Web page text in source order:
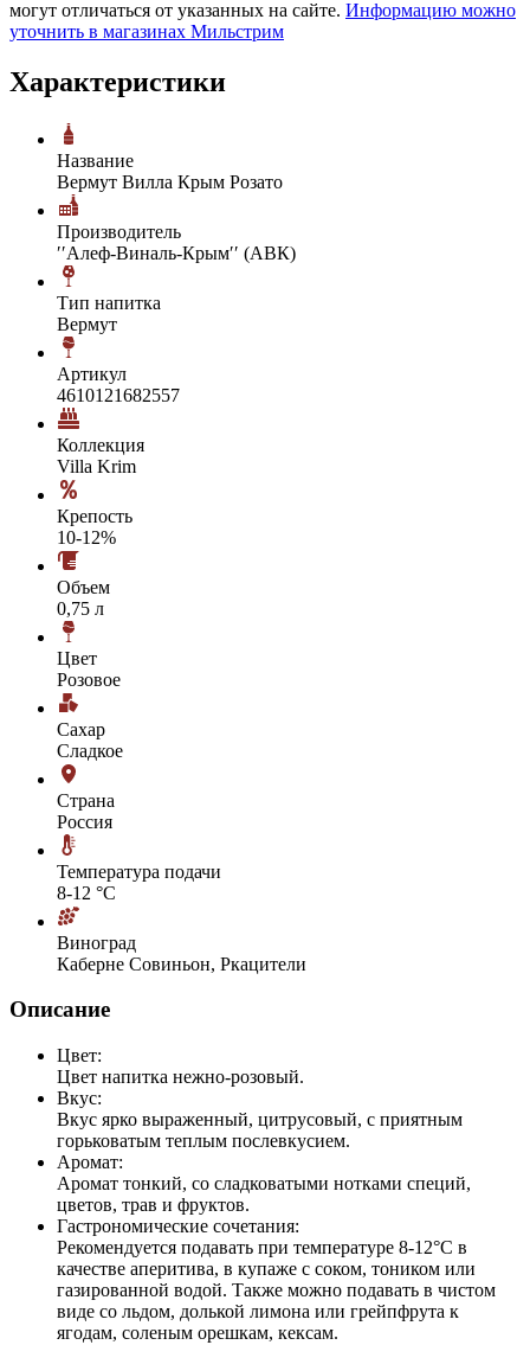
могут отличаться от указанных на сайте. Информацию можно
уточнить в магазинах Мильстрим
Характеристики
Название
Вермут Вилла Крым Розато
Производитель
′′Алеф-Виналь-Крым′′ (АВК)
Тип напитка
Вермут
Артикул
4610121682557
Коллекция
Villa Krim
Крепость
10-12%
Объем
0,75 л
Цвет
Розовое
Сахар
Сладкое
Страна
Россия
Температура подачи
8-12 °С
Виноград
Каберне Совиньон, Ркацители
Описание
Цвет:
Цвет напитка нежно-розовый.
Вкус:
Вкус ярко выраженный, цитрусовый, с приятным
горьковатым теплым послевкусием.
Аромат:
Аромат тонкий, со сладковатыми нотками специй,
цветов, трав и фруктов.
Гастрономические сочетания:
Рекомендуется подавать при температуре 8-12°C в
качестве аперитива, в купаже с соком, тоником или
газированной водой. Также можно подавать в чистом
виде со льдом, долькой лимона или грейпфрута к
ягодам, соленым орешкам, кексам.